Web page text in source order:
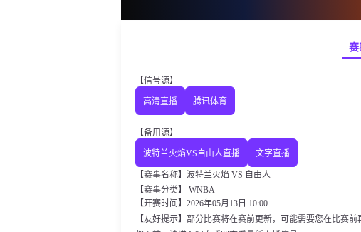
赛
【信号源】
高清直播 腾讯体育
【备用源】
波特兰火焰VS自由人直播 文字直播
【赛事名称】波特兰火焰 VS 自由人
【赛事分类】 WNBA
【开赛时间】2026年05月13日 10:00
【友好提示】部分比赛将在赛前更新，可能需要您在比赛